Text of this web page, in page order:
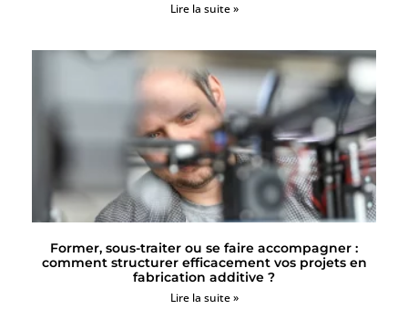
Lire la suite »
Former, sous-traiter ou se faire accompagner :
comment structurer efficacement vos projets en
fabrication additive ?
Lire la suite »